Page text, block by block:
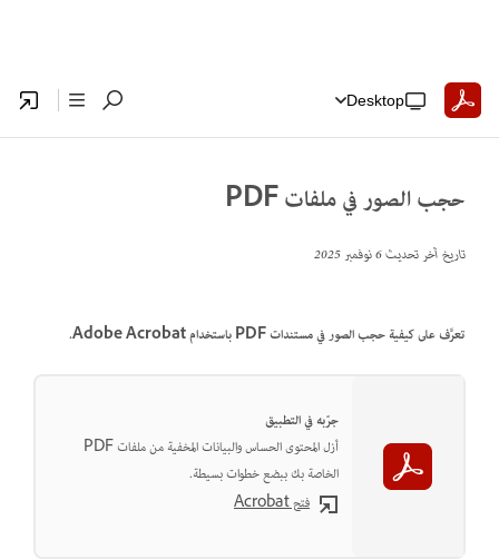
Desktop
حجب الصور في ملفات PDF
تاريخ آخر تحديث6 نوفمبر 2025
تعرَّف على كيفية حجب الصور في مستندات PDF باستخدام Adobe Acrobat.
جرّبه في التطبيق
أزل المحتوى الحساس والبيانات المخفية من ملفات PDF
الخاصة بك ببضع خطوات بسيطة.
فتح Acrobat